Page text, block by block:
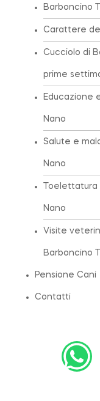
Barboncino
Carattere
Cucciolo di
prime
Educazione
Nano
Salute e
Nano
Toelettatura
Nano
Visite
Barboncino
Pensione Cani
Contatti